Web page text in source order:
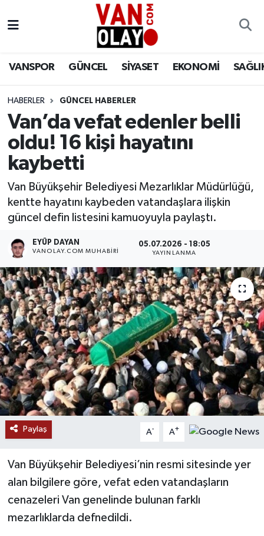
VANSPOR GÜNCEL SİYASET EKONOMİ
HABERLER GÜNCEL HABERLER
Van’da vefat edenler belli
oldu! 16 kişi hayatını
kaybetti
Van Büyükşehir Belediyesi Mezarlıklar Müdürlüğü,
kentte hayatını kaybeden vatandaşlara ilişkin
güncel defin listesini kamuoyuyla paylaştı.
EYÜP DAYAN
VANOLAY.COM MUHABIRI
05.07.2026 - 18:05
YAYINLANMA
Paylaş A- A+
Van Büyükşehir Belediyesi’nin resmi sitesinde yer
alan bilgilere göre, vefat eden vatandaşların
cenazeleri Van genelinde bulunan farklı
mezarlıklarda defnedildi.
Siyaset
Ekonomi
Sağlık
Eğitim
Dünya
RESMİ İLANLAR
Van Nöbetçi Eczaneler
Van Namaz Vakitleri
Van Trafik Yoğunluk Haritası
Süper Lig Puan Durumu ve Fikstür
Tüm Manşetler
Haber Arşivi